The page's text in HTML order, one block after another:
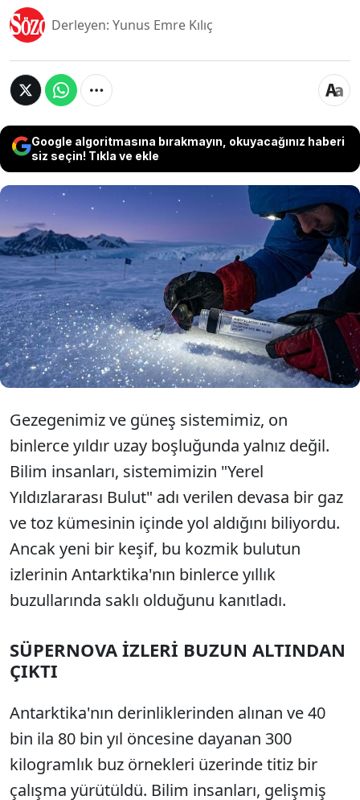
Derleyen: Yunus Emre Kılıç
Google algoritmasına bırakmayın, okuyacağınız haberi
siz seçin! Tıkla ve ekle
Buzulların olduğu Antartika'da yapılan bazı
çalışmalar buzulların içine uzaydan gelen bazı
izlere rastladı. Antartika'da yapılan buzul
inceleme çalışmaları buzlardan elde edilen
örneklerin incelenmesi ile birlikte buz üstünde
uzaydan geldiği fark edilen 'yıldız tozu'
bulunduğunu ortaya koydu.
Gezegenimiz ve güneş sistemimiz, on
binlerce yıldır uzay boşluğunda yalnız değil.
Bilim insanları, sistemimizin "Yerel
Yıldızlararası Bulut" adı verilen devasa bir gaz
ve toz kümesinin içinde yol aldığını biliyordu.
Ancak yeni bir keşif, bu kozmik bulutun
izlerinin Antarktika'nın binlerce yıllık
buzullarında saklı olduğunu kanıtladı.
SÜPERNOVA İZLERİ BUZUN ALTINDAN
ÇIKTI
Antarktika'nın derinliklerinden alınan ve 40
bin ila 80 bin yıl öncesine dayanan 300
kilogramlık buz örnekleri üzerinde titiz bir
çalışma yürütüldü. Bilim insanları, gelişmiş